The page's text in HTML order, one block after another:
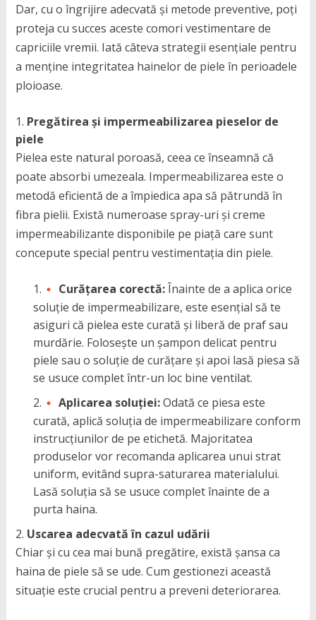
Dar, cu o îngrijire adecvată și metode preventive, poți
proteja cu succes aceste comori vestimentare de
capriciile vremii. Iată câteva strategii esențiale pentru
a menține integritatea hainelor de piele în perioadele
ploioase.
Pregătirea și impermeabilizarea pieselor de
piele
Pielea este natural poroasă, ceea ce înseamnă că
poate absorbi umezeala. Impermeabilizarea este o
metodă eficientă de a împiedica apa să pătrundă în
fibra pielii. Există numeroase spray-uri și creme
impermeabilizante disponibile pe piață care sunt
concepute special pentru vestimentația din piele.
Curățarea corectă:Înainte de a aplica orice
soluție de impermeabilizare, este esențial să te
asiguri că pielea este curată și liberă de praf sau
murdărie. Folosește un șampon delicat pentru
piele sau o soluție de curățare și apoi lasă piesa să
se usuce complet într-un loc bine ventilat.
Aplicarea soluției:Odată ce piesa este
curată, aplică soluția de impermeabilizare conform
instrucțiunilor de pe etichetă. Majoritatea
produselor vor recomanda aplicarea unui strat
uniform, evitând supra-saturarea materialului.
Lasă soluția să se usuce complet înainte de a
purta haina.
Uscarea adecvată în cazul udării
Chiar și cu cea mai bună pregătire, există șansa ca
haina de piele să se ude. Cum gestionezi această
situație este crucial pentru a preveni deteriorarea.